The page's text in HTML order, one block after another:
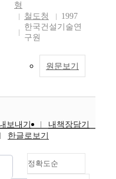
형
철도청
1997
한국건설기술연
구원
원문보기
보내기
내책장담기
한글로보기
정확도순